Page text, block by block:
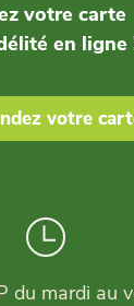
votre carte
en ligne
votre
du mardi au